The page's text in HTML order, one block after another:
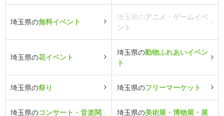
埼玉県の無料イベント
埼玉県のアニメ・ゲームイベ
ント
埼玉県の花イベント
埼玉県の動物ふれあいイベン
ト
埼玉県の祭り 埼玉県のフリーマーケット
埼玉県のコンサート・音楽関
埼玉県の美術展・博物展・展